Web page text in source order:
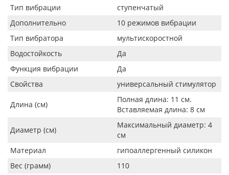
Тип вибрации
ступенчатый
Дополнительно
10 режимов вибрации
Тип вибратора
мультискоростной
Водостойкость
Да
Функция вибрации
Да
Свойства
универсальный стимулятор
Длина (см)
Полная длина: 11 см.
Вставляемая длина: 8 см
Диаметр (см)
Максимальный диаметр: 4
см
Материал
гипоаллергенный силикон
Вес (грамм)
110